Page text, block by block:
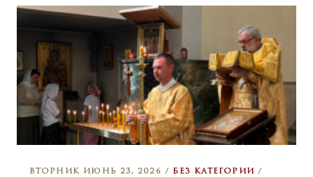
ВТОРНИК ИЮНЬ 23, 2026 / БЕЗ КАТЕГОРИИ /